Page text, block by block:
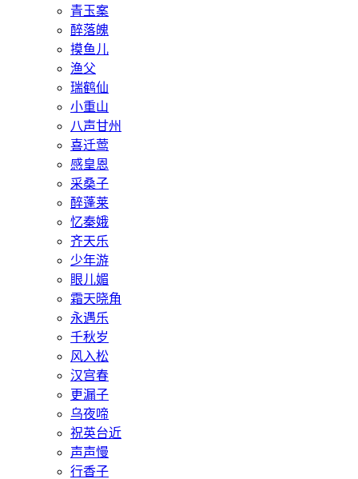
青玉案
醉落魄
摸鱼儿
渔父
瑞鹤仙
小重山
八声甘州
喜迁莺
感皇恩
采桑子
醉蓬莱
忆秦娥
齐天乐
少年游
眼儿媚
霜天晓角
永遇乐
千秋岁
风入松
汉宫春
更漏子
乌夜啼
祝英台近
声声慢
行香子